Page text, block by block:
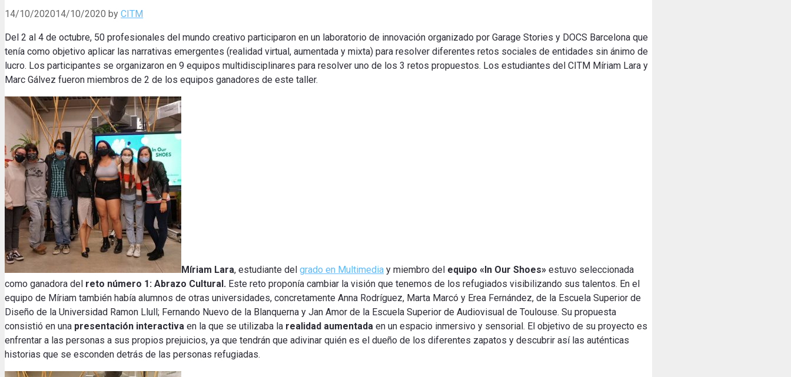
14/10/202014/10/2020 by CITM
Del 2 al 4 de octubre, 50 profesionales del mundo creativo participaron en un laboratorio de innovación organizado por Garage Stories y DOCS Barcelona que
tenía como objetivo aplicar las narrativas emergentes (realidad virtual, aumentada y mixta) para resolver diferentes retos sociales de entidades sin ánimo de
lucro. Los participantes se organizaron en 9 equipos multidisciplinares para resolver uno de los 3 retos propuestos. Los estudiantes del CITM Míriam Lara y
Marc Gálvez fueron miembros de 2 de los equipos ganadores de este taller.
Míriam Lara, estudiante del grado en Multimedia y miembro del equipo «In Our Shoes» estuvo seleccionada
como ganadora del reto número 1: Abrazo Cultural. Este reto proponía cambiar la visión que tenemos de los refugiados visibilizando sus talentos. En el
equipo de Míriam también había alumnos de otras universidades, concretamente Anna Rodríguez, Marta Marcó y Erea Fernández, de la Escuela Superior de
Diseño de la Universidad Ramon Llull; Fernando Nuevo de la Blanquerna y Jan Amor de la Escuela Superior de Audiovisual de Toulouse. Su propuesta
consistió en una presentación interactiva en la que se utilizaba la realidad aumentada en un espacio inmersivo y sensorial. El objetivo de su proyecto es
enfrentar a las personas a sus propios prejuicios, ya que tendrán que adivinar quién es el dueño de los diferentes zapatos y descubrir así las auténticas
historias que se esconden detrás de las personas refugiadas.